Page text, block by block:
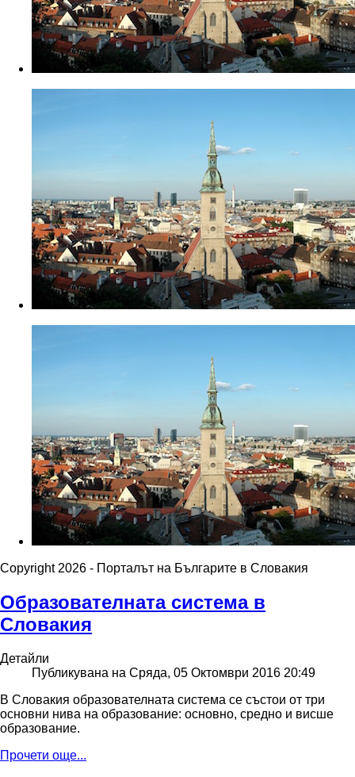
Copyright 2026 - Порталът на Българите в Словакия
Образователната система в
Словакия
Детайли
Публикувана на Сряда, 05 Октомври 2016 20:49
В Словакия образователната система се състои от три
основни нива на образование: основно, средно и висше
образование.
Прочети още...